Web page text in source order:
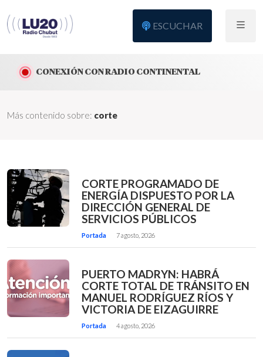
ESCUCHAR
CONEXIÓN CON RADIO CONTINENTAL
Más contenido sobre: corte
CORTE PROGRAMADO DE
ENERGÍA DISPUESTO POR LA
DIRECCIÓN GENERAL DE
SERVICIOS PÚBLICOS
Portada 7 agosto, 2026
PUERTO MADRYN: HABRÁ
CORTE TOTAL DE TRÁNSITO EN
MANUEL RODRÍGUEZ RÍOS Y
VICTORIA DE EIZAGUIRRE
Portada 4 agosto, 2026